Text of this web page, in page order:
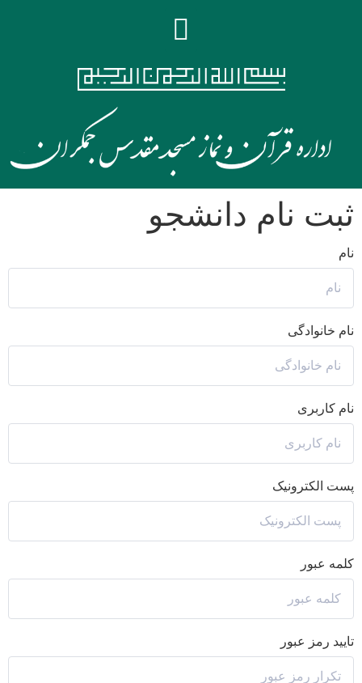
ثبت نام دانشجو
نام
نام خانوادگی
نام کاربری
پست الکترونیک
کلمه عبور
تایید رمز عبور